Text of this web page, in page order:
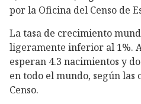
por la Oficina del Censo de
La tasa de crecimiento
ligeramente inferior al 1%.
esperan 4.3 nacimientos y
en todo el mundo, según
Censo.